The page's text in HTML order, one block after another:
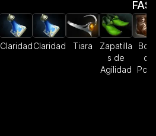
ClaridadClaridad Tiara
Zapatilla
s de
Agilidad
de